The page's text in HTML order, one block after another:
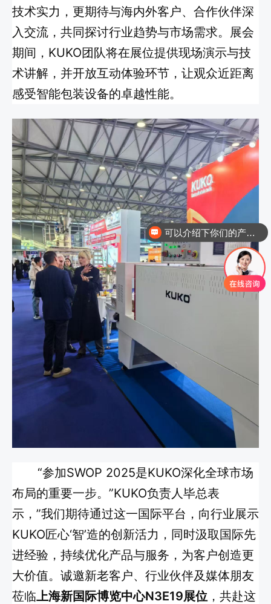
技术实力，更期待与海内外客户、合作伙伴深
入交流，共同探讨行业趋势与市场需求。展会
期间，KUKO团队将在展位提供现场演示与技
术讲解，并开放互动体验环节，让观众近距离
感受智能包装设备的卓越性能。
“参加SWOP 2025是KUKO深化全球市场
布局的重要一步。”KUKO负责人毕总表
示，”我们期待通过这一国际平台，向行业展示
KUKO匠心‘智’造的创新活力，同时汲取国际先
进经验，持续优化产品与服务，为客户创造更
大价值。 诚邀新老客户、行业伙伴及媒体朋友
莅临上海新国际博览中心N3E19展位 ，共赴这
可以介绍下你们的产品么？